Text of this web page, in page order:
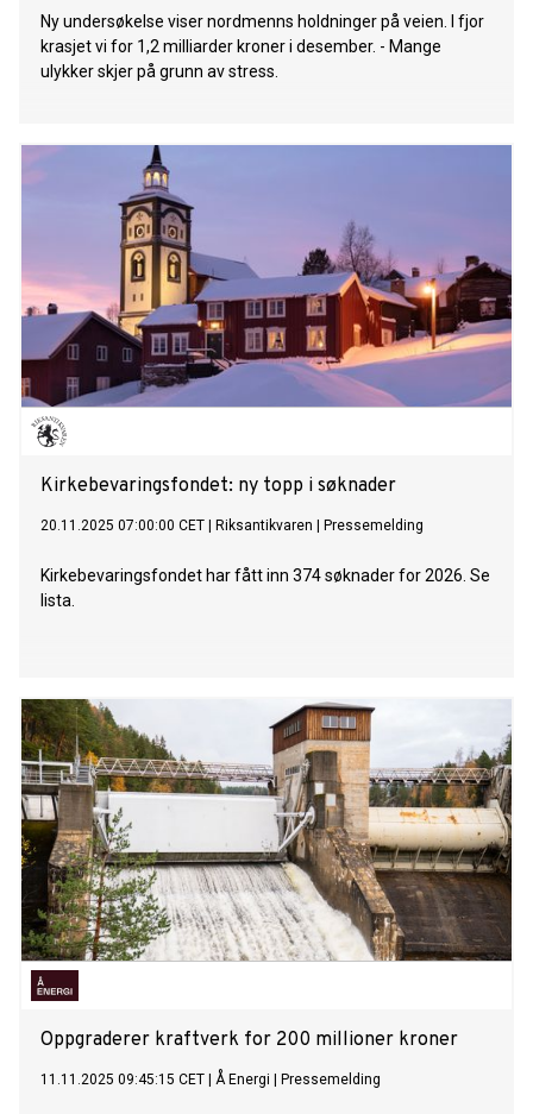
Ny undersøkelse viser nordmenns holdninger på veien. I fjor
krasjet vi for 1,2 milliarder kroner i desember. - Mange
ulykker skjer på grunn av stress.
Kirkebevaringsfondet: ny topp i søknader
20.11.2025 07:00:00 CET Riksantikvaren Pressemelding
Kirkebevaringsfondet har fått inn 374 søknader for 2026. Se
lista.
Oppgraderer kraftverk for 200 millioner kroner
11.11.2025 09:45:15 CET Å Energi Pressemelding